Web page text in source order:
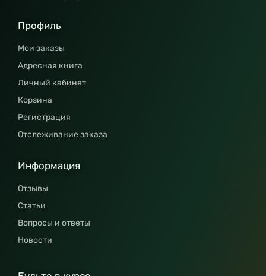
Профиль
Мои заказы
Адресная книга
Личный кабинет
Корзина
Регистрация
Отслеживание заказа
Информация
Отзывы
Статьи
Вопросы и ответы
Новости